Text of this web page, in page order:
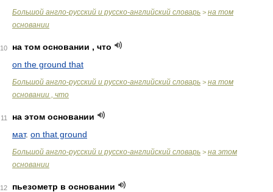
Большой англо-русский и русско-английский словарь > на том
основании
10
на том основании , что
on the ground that
Большой англо-русский и русско-английский словарь > на том
основании , что
11
на этом основании
мат. on that ground
Большой англо-русский и русско-английский словарь > на этом
основании
12
пьезометр в основании